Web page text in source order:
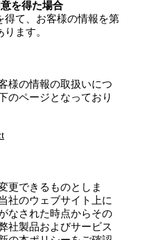
を得た場合
得て、お客様の情報を第
ます。
様の情報の取扱いにつ
のページとなっており
更できるものとしま
社のウェブサイト上に
なされた時点からその
社製品およびサービス